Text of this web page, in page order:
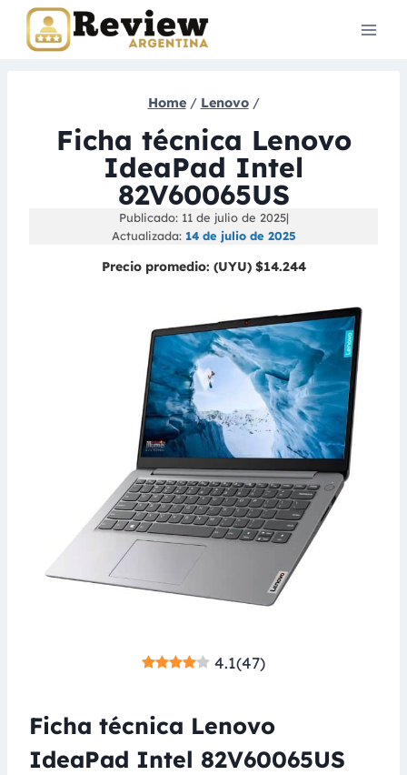
Skip
Home / Lenovo /
Ficha técnica Lenovo
IdeaPad Intel
82V60065US
Publicado: 11 de julio de 2025|
Actualizada: 14 de julio de 2025
Precio promedio: (UYU) $14.244
4.1(47)
Ficha técnica Lenovo
IdeaPad Intel 82V60065US